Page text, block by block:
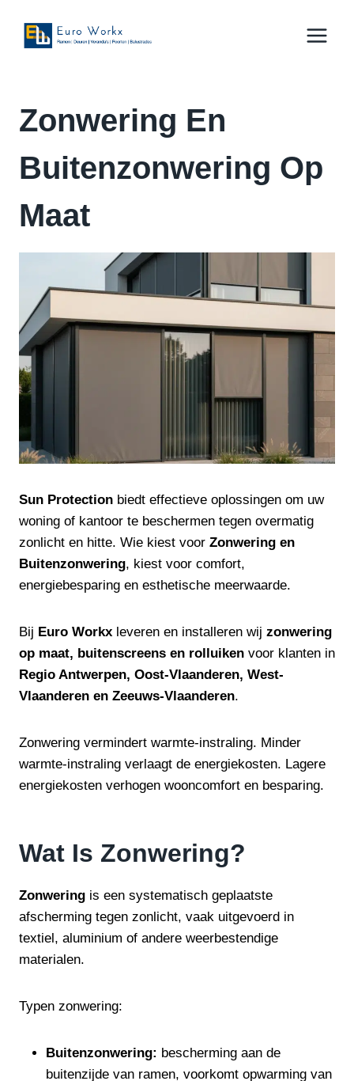
inhoud
Zonwering En
Buitenzonwering Op
Maat
Sun Protection biedt effectieve oplossingen om uw
woning of kantoor te beschermen tegen overmatig
zonlicht en hitte. Wie kiest voor Zonwering en
Buitenzonwering, kiest voor comfort,
energiebesparing en esthetische meerwaarde.
Bij Euro Workx leveren en installeren wij zonwering
op maat, buitenscreens en rolluiken voor klanten in
Regio Antwerpen, Oost-Vlaanderen, West-
Vlaanderen en Zeeuws-Vlaanderen.
Zonwering vermindert warmte-instraling. Minder
warmte-instraling verlaagt de energiekosten. Lagere
energiekosten verhogen wooncomfort en besparing.
Wat Is Zonwering?
Zonwering is een systematisch geplaatste
afscherming tegen zonlicht, vaak uitgevoerd in
textiel, aluminium of andere weerbestendige
materialen.
Typen zonwering:
Buitenzonwering: bescherming aan de
buitenzijde van ramen, voorkomt opwarming van